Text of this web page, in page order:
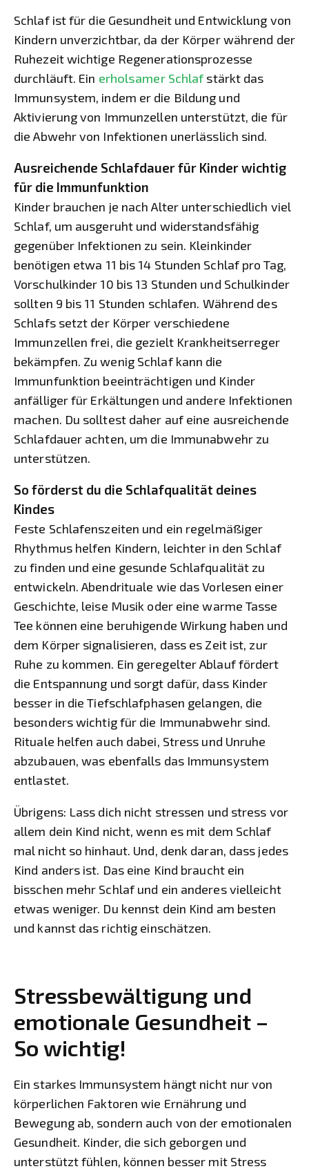
Schlaf ist für die Gesundheit und Entwicklung von
Kindern unverzichtbar, da der Körper während der
Ruhezeit wichtige Regenerationsprozesse
durchläuft. Ein erholsamer Schlafstärkt das
Immunsystem, indem er die Bildung und
Aktivierung von Immunzellen unterstützt, die für
die Abwehr von Infektionen unerlässlich sind.
Ausreichende Schlafdauer für Kinder wichtig
für die Immunfunktion
Kinder brauchen je nach Alter unterschiedlich viel
Schlaf, um ausgeruht und widerstandsfähig
gegenüber Infektionen zu sein. Kleinkinder
benötigen etwa 11 bis 14 Stunden Schlaf pro Tag,
Vorschulkinder 10 bis 13 Stunden und Schulkinder
sollten 9 bis 11 Stunden schlafen. Während des
Schlafs setzt der Körper verschiedene
Immunzellen frei, die gezielt Krankheitserreger
bekämpfen. Zu wenig Schlaf kann die
Immunfunktion beeinträchtigen und Kinder
anfälliger für Erkältungen und andere Infektionen
machen. Du solltest daher auf eine ausreichende
Schlafdauer achten, um die Immunabwehr zu
unterstützen.
So förderst du die Schlafqualität deines
Kindes
Feste Schlafenszeiten und ein regelmäßiger
Rhythmus helfen Kindern, leichter in den Schlaf
zu finden und eine gesunde Schlafqualität zu
entwickeln. Abendrituale wie das Vorlesen einer
Geschichte, leise Musik oder eine warme Tasse
Tee können eine beruhigende Wirkung haben und
dem Körper signalisieren, dass es Zeit ist, zur
Ruhe zu kommen. Ein geregelter Ablauf fördert
die Entspannung und sorgt dafür, dass Kinder
besser in die Tiefschlafphasen gelangen, die
besonders wichtig für die Immunabwehr sind.
Rituale helfen auch dabei, Stress und Unruhe
abzubauen, was ebenfalls das Immunsystem
entlastet.
Übrigens: Lass dich nicht stressen und stress vor
allem dein Kind nicht, wenn es mit dem Schlaf
mal nicht so hinhaut. Und, denk daran, dass jedes
Kind anders ist. Das eine Kind braucht ein
bisschen mehr Schlaf und ein anderes vielleicht
etwas weniger. Du kennst dein Kind am besten
und kannst das richtig einschätzen.
Stressbewältigung und
emotionale Gesundheit –
So wichtig!
Ein starkes Immunsystem hängt nicht nur von
körperlichen Faktoren wie Ernährung und
Bewegung ab, sondern auch von der emotionalen
Gesundheit. Kinder, die sich geborgen und
unterstützt fühlen, können besser mit Stress